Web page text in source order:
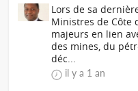
Lors de sa
Ministres de Côte
majeurs en lien
des mines, du
déc...
il y a 1 an